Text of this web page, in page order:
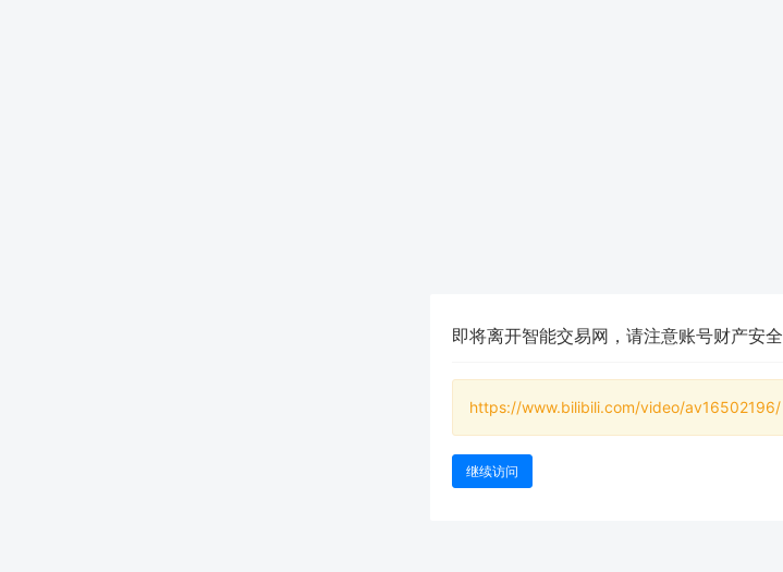
即将离开智能交易网，请注意账号财产安全
https://www.bilibili.com/video/av16502196/
继续访问